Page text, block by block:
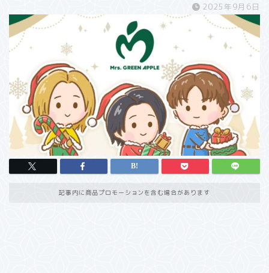
2025年9月6日
記事内に商品プロモーションを含む場合があります